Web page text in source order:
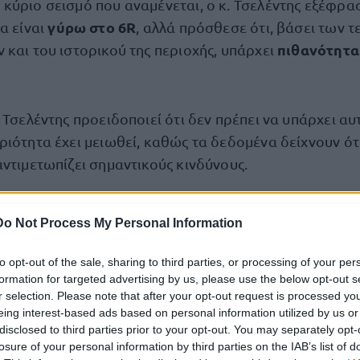
Not Process My Personal Information
opt-out of the sale, sharing to third parties, or processing of your
for targeted advertising by us, please use the below opt-out
selection. Please note that after your opt-out request is processed
interest-based ads based on personal information utilized by us
to third parties prior to your opt-out. You may separately
of your personal information by third parties on the IAB’s list of
σεισμό που αναμένεται, ο κ. Τσελέντης
είναιγύρω στο 6R , αλλά πρόσθεσε ότι, βάσει των
του ιστορικού της περιοχής, υπάρχει
προειδοποιεί ότι δεν πρέπει να υπάρχει
έχει μειωθεί, καθώς τα δεδομένα δείχνουν
σημαντικούς κινδύνους.
του
– τι Χαβάη τιΣαντορίνη, πολεοδομική τάξη η μια
επιβεβαιώνεται ότιουδόλως «ήμαστε καλύτερα»
άκουσα χθες να διατυμπανίζουν ο Πρωθυπουργός